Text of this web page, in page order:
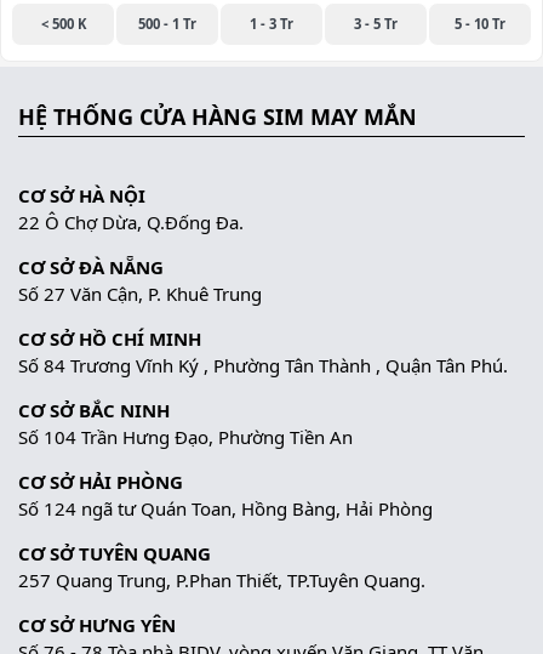
< 500 K 500 - 1 Tr 1 - 3 Tr 3 - 5 Tr 5 - 10 Tr
HỆ THỐNG CỬA HÀNG SIM MAY MẮN
CƠ SỞ HÀ NỘI
22 Ô Chợ Dừa, Q.Đống Đa.
CƠ SỞ ĐÀ NẴNG
Số 27 Văn Cận, P. Khuê Trung
CƠ SỞ HỒ CHÍ MINH
Số 84 Trương Vĩnh Ký , Phường Tân Thành , Quận Tân Phú.
CƠ SỞ BẮC NINH
Số 104 Trần Hưng Đạo, Phường Tiền An
CƠ SỞ HẢI PHÒNG
Số 124 ngã tư Quán Toan, Hồng Bàng, Hải Phòng
CƠ SỞ TUYÊN QUANG
257 Quang Trung, P.Phan Thiết, TP.Tuyên Quang.
CƠ SỞ HƯNG YÊN